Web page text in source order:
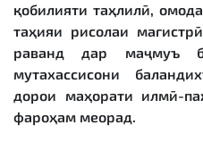
қобилияти таҳлилӣ,
таҳияи рисолаи
раванд дар маҷмуъ
мутахассисони
дорои маҳорати илмӣ-
фароҳам меорад.